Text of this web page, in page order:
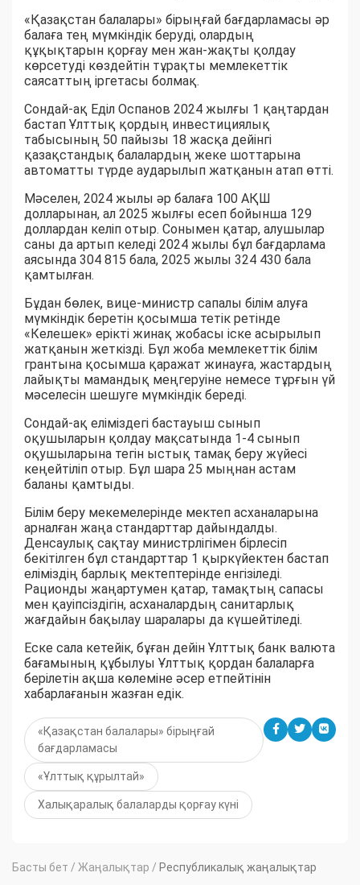
«Қазақстан балалары» бірыңғай бағдарламасы әр
балаға тең мүмкіндік беруді, олардың
құқықтарын қорғау мен жан-жақты қолдау
көрсетуді көздейтін тұрақты мемлекеттік
саясаттың іргетасы болмақ.
Сондай-ақ Еділ Оспанов 2024 жылғы 1 қаңтардан
бастап Ұлттық қордың инвестициялық
табысының 50 пайызы 18 жасқа дейінгі
қазақстандық балалардың жеке шоттарына
автоматты түрде аударылып жатқанын атап өтті.
Мәселен, 2024 жылы әр балаға 100 АҚШ
долларынан, ал 2025 жылғы есеп бойынша 129
доллардан келіп отыр. Сонымен қатар, алушылар
саны да артып келеді 2024 жылы бұл бағдарлама
аясында 304 815 бала, 2025 жылы 324 430 бала
қамтылған.
Бұдан бөлек, вице-министр сапалы білім алуға
мүмкіндік беретін қосымша тетік ретінде
«Келешек» ерікті жинақ жобасы іске асырылып
жатқанын жеткізді. Бұл жоба мемлекеттік білім
грантына қосымша қаражат жинауға, жастардың
лайықты мамандық меңгеруіне немесе тұрғын үй
мәселесін шешуге мүмкіндік береді.
Сондай-ақ еліміздегі бастауыш сынып
оқушыларын қолдау мақсатында 1-4 сынып
оқушыларына тегін ыстық тамақ беру жүйесі
кеңейтіліп отыр. Бұл шара 25 мыңнан астам
баланы қамтыды.
Білім беру мекемелерінде мектеп асханаларына
арналған жаңа стандарттар дайындалды.
Денсаулық сақтау министрлігімен бірлесіп
бекітілген бұл стандарттар 1 қыркүйектен бастап
еліміздің барлық мектептерінде енгізіледі.
Рационды жаңартумен қатар, тамақтың сапасы
мен қауіпсіздігін, асханалардың санитарлық
жағдайын бақылау шаралары да күшейтіледі.
Еске сала кетейік, бұған дейін Ұлттық банк валюта
бағамының құбылуы Ұлттық қордан балаларға
берілетін ақша көлеміне әсер етпейтінін
хабарлағанын жазған едік.
«Қазақстан балалары» бірыңғай
бағдарламасы
«Ұлттық құрылтай»
Халықаралық балаларды қорғау күні
Басты бет / Жаңалықтар / Республикалық жаңалықтар